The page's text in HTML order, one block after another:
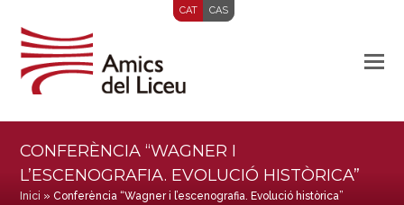
CAT CAS
CONFERÈNCIA “WAGNER I
L’ESCENOGRAFIA. EVOLUCIÓ HISTÒRICA”
Inici »Conferència “Wagner i l’escenografia. Evolució històrica”